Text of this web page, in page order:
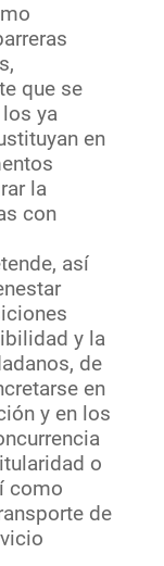
que se
ya
en
la
con
así
y la
de
en
y en los
o
como
de